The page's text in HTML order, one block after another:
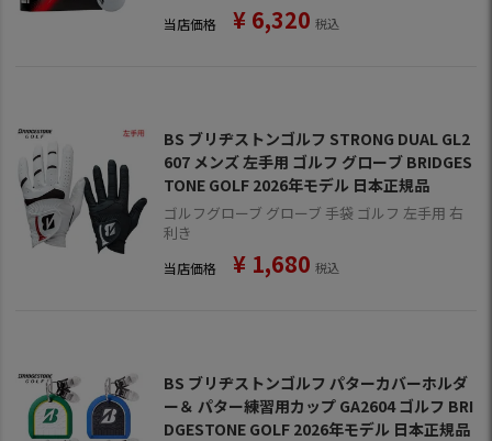
当店価格 ¥ 6,320 税込
BS ブリヂストンゴルフ STRONG DUAL GL2
607 メンズ 左手用 ゴルフ グローブ BRIDGES
TONE GOLF 2026年モデル 日本正規品
ゴルフグローブ グローブ 手袋 ゴルフ 左手用 右
利き
当店価格 ¥ 1,680 税込
BS ブリヂストンゴルフ パターカバーホルダ
ー＆ パター練習用カップ GA2604 ゴルフ BRI
DGESTONE GOLF 2026年モデル 日本正規品